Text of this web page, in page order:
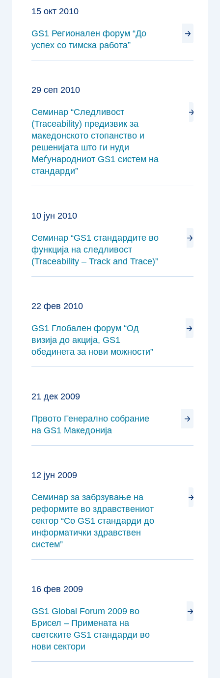
15 окт 2010
GS1 Регионален форум “До
успех со тимска работа”
29 сеп 2010
Семинар “Следливост
(Traceability) предизвик за
македонското стопанство и
решенијата што ги нуди
Meѓународниот GS1 систем на
стандарди”
10 јун 2010
Семинар “GS1 стандардите во
функција на следливост
(Traceability – Track and Trace)”
22 фев 2010
GS1 Глобален форум “Од
визија до акција, GS1
обединета за нови можности”
21 дек 2009
Првото Генерално собрание
на GS1 Македонија
12 јун 2009
Семинар за забрзување на
реформите во здравствениот
сектор “Со GS1 стандарди до
информатички здравствен
систем”
16 фев 2009
GS1 Global Forum 2009 во
Брисел – Примената на
светските GS1 стандарди во
нови сектори